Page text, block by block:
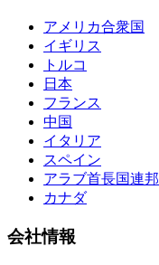
アメリカ合衆国
イギリス
トルコ
日本
フランス
中国
イタリア
スペイン
アラブ首長国連邦
カナダ
会社情報